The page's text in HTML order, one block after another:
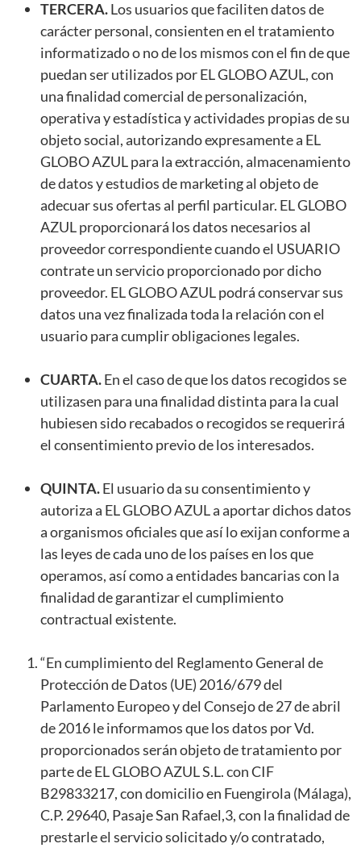
TERCERA.Los usuarios que faciliten datos de
carácter personal, consienten en el tratamiento
informatizado o no de los mismos con el fin de que
puedan ser utilizados por EL GLOBO AZUL, con
una finalidad comercial de personalización,
operativa y estadística y actividades propias de su
objeto social, autorizando expresamente a EL
GLOBO AZUL para la extracción, almacenamiento
de datos y estudios de marketing al objeto de
adecuar sus ofertas al perfil particular. EL GLOBO
AZUL proporcionará los datos necesarios al
proveedor correspondiente cuando el USUARIO
contrate un servicio proporcionado por dicho
proveedor. EL GLOBO AZUL podrá conservar sus
datos una vez finalizada toda la relación con el
usuario para cumplir obligaciones legales.
CUARTA.En el caso de que los datos recogidos se
utilizasen para una finalidad distinta para la cual
hubiesen sido recabados o recogidos se requerirá
el consentimiento previo de los interesados.
QUINTA.El usuario da su consentimiento y
autoriza a EL GLOBO AZUL a aportar dichos datos
a organismos oficiales que así lo exijan conforme a
las leyes de cada uno de los países en los que
operamos, así como a entidades bancarias con la
finalidad de garantizar el cumplimiento
contractual existente.
“En cumplimiento del Reglamento General de
Protección de Datos (UE) 2016/679 del
Parlamento Europeo y del Consejo de 27 de abril
de 2016 le informamos que los datos por Vd.
proporcionados serán objeto de tratamiento por
parte de EL GLOBO AZUL S.L. con CIF
B29833217, con domicilio en Fuengirola (Málaga),
C.P. 29640, Pasaje San Rafael,3, con la finalidad de
prestarle el servicio solicitado y/o contratado,